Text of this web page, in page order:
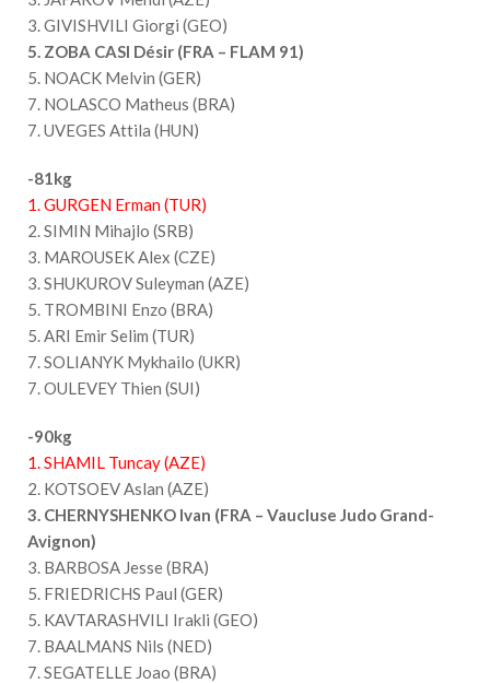
3. GIVISHVILI Giorgi (GEO)
5. ZOBA CASI Désir (FRA – FLAM 91)
5. NOACK Melvin (GER)
7. NOLASCO Matheus (BRA)
7. UVEGES Attila (HUN)
-81kg
1. GURGEN Erman (TUR)
2. SIMIN Mihajlo (SRB)
3. MAROUSEK Alex (CZE)
3. SHUKUROV Suleyman (AZE)
5. TROMBINI Enzo (BRA)
5. ARI Emir Selim (TUR)
7. SOLIANYK Mykhailo (UKR)
7. OULEVEY Thien (SUI)
-90kg
1. SHAMIL Tuncay (AZE)
2. KOTSOEV Aslan (AZE)
3. CHERNYSHENKO Ivan (FRA – Vaucluse Judo Grand-
Avignon)
3. BARBOSA Jesse (BRA)
5. FRIEDRICHS Paul (GER)
5. KAVTARASHVILI Irakli (GEO)
7. BAALMANS Nils (NED)
7. SEGATELLE Joao (BRA)